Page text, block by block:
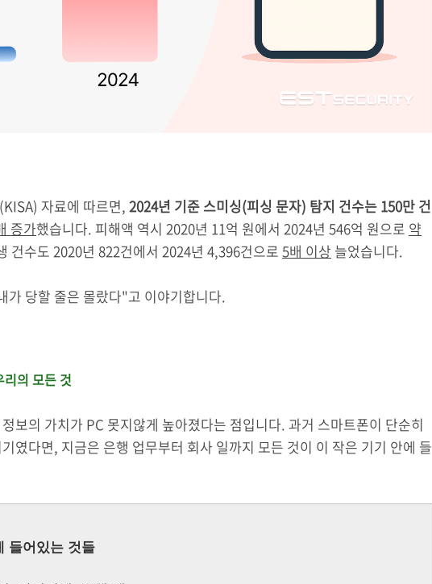
자료에 따르면, 2024년 기준 스미싱(피싱 문자) 탐지 건수는 150만 건
증가했습니다. 피해액 역시 2020년 11억 원에서 2024년 546억 원으로 약
건수도 2020년 822건에서 2024년 4,396건으로5배 이상 늘었습니다.
가 당할 줄은 몰랐다"고 이야기합니다.
의 모든 것
보의 가치가 PC 못지않게 높아졌다는 점입니다. 과거 스마트폰이 단순히
였다면, 지금은 은행 업무부터 회사 일까지 모든 것이 이 작은 기기 안에 들
들어있는 것들